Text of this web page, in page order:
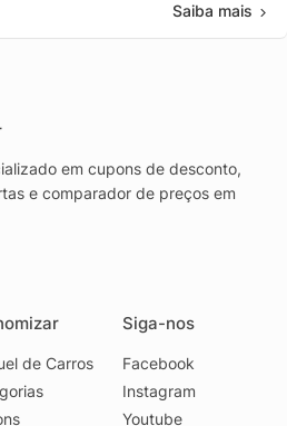
Saiba mais
em cupons de desconto,
e comparador de preços em
de Carros
Siga-nos
Facebook
Instagram
Youtube